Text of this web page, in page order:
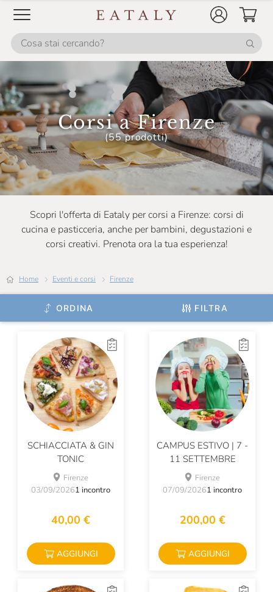
Corsi a Firenze
(55 prodotti)
Scopri l'offerta di Eataly per corsi a Firenze: corsi di
cucina e pasticceria, anche per bambini, degustazioni e
corsi creativi. Prenota ora la tua esperienza!
Home Eventi e corsi Firenze
ORDINA FILTRA
SCHIACCIATA & GIN
TONIC
Firenze
03/09/20261 incontro
40,00 €
AGGIUNGI
CAMPUS ESTIVO | 7 -
11 SETTEMBRE
Firenze
07/09/20261 incontro
200,00 €
AGGIUNGI